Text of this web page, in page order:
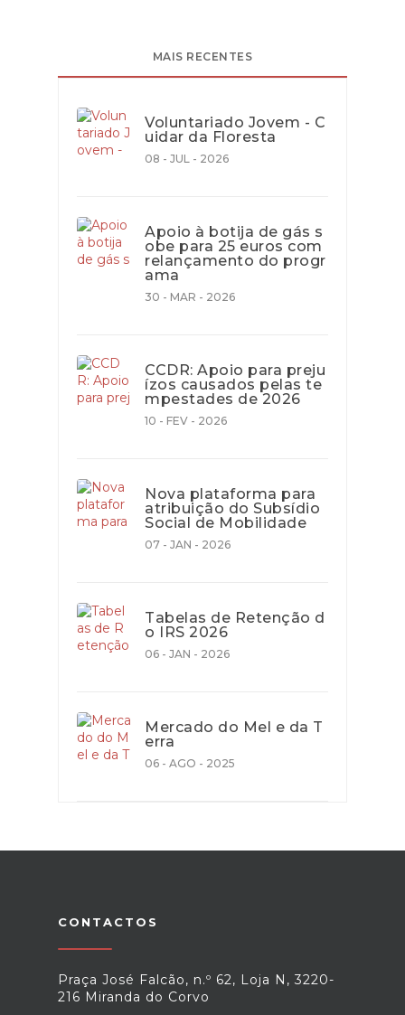
MAIS RECENTES
Voluntariado Jovem - C
uidar da Floresta
08 - JUL - 2026
Apoio à botija de gás s
obe para 25 euros com
relançamento do progr
ama
30 - MAR - 2026
CCDR: Apoio para preju
ízos causados pelas te
mpestades de 2026
10 - FEV - 2026
Nova plataforma para
atribuição do Subsídio
Social de Mobilidade
07 - JAN - 2026
Tabelas de Retenção d
o IRS 2026
06 - JAN - 2026
Mercado do Mel e da T
erra
06 - AGO - 2025
CONTACTOS
Praça José Falcão, n.º 62, Loja N, 3220-
216 Miranda do Corvo